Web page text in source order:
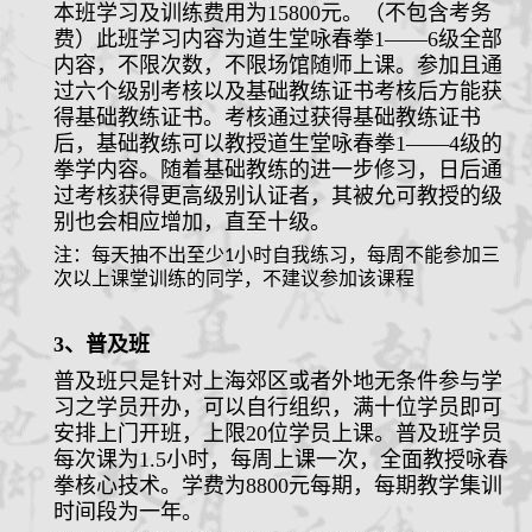
本班学习及训练费用为15800元。（不包含考务
费）此班学习内容为道生堂咏春拳1——6级全部
内容， 不限次数，不限场馆随师上课。 参加且通
过六个级别考核以及基础教练证书考核后方能获
得基础教练证书。考核通过获得基础教练证书
后，基础教练可以教授道生堂咏春拳1——4级的
拳学内容。随着基础教练的进一步修习，日后通
过考核获得更高级别认证者，其被允可教授的级
别也会相应增加，直至十级。
注：每天抽不出至少1小时自我练习，每周不能参加三
次以上课堂训练的同学，不建议参加该课程
3、 普及班
普及班只是针对上海郊区或者外地无条件参与学
习之学员开办，可以自行组织，满十位学员即可
安排上门开班，上限20位学员上课。普及班学员
每次课为1.5小时，每周上课一次，全面教授咏春
拳核心技术。学费为8800元每期，每期教学集训
时间段为一年。